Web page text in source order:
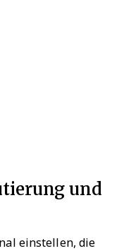
und
einstellen, die